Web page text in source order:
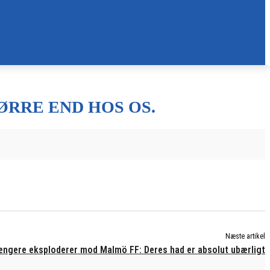
END HOS OS.
Næste artikel
eksploderer mod Malmö FF: Deres had er absolut ubærligt